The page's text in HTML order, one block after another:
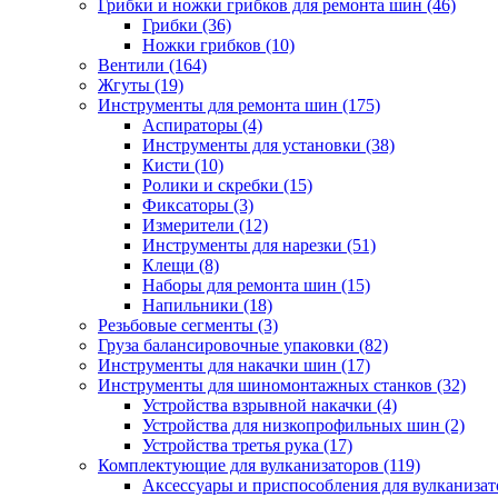
Грибки и ножки грибков для ремонта шин (46)
Грибки (36)
Ножки грибков (10)
Вентили (164)
Жгуты (19)
Инструменты для ремонта шин (175)
Аспираторы (4)
Инструменты для установки (38)
Кисти (10)
Ролики и скребки (15)
Фиксаторы (3)
Измерители (12)
Инструменты для нарезки (51)
Клещи (8)
Наборы для ремонта шин (15)
Напильники (18)
Резьбовые сегменты (3)
Груза балансировочные упаковки (82)
Инструменты для накачки шин (17)
Инструменты для шиномонтажных станков (32)
Устройства взрывной накачки (4)
Устройства для низкопрофильных шин (2)
Устройства третья рука (17)
Комплектующие для вулканизаторов (119)
Аксессуары и приспособления для